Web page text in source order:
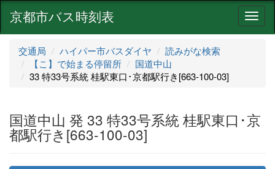
ナ
ビ
京都市バス時刻表
交通局 ハイパー市バスダイヤ
読みがな検索
【こ】で始まる停留所
国道中山
33 特33号系統 桂駅東口･京都駅行き[663-100-03]
国道中山 発 33 特33号系統 桂駅東口･京
都駅行き[663-100-03]